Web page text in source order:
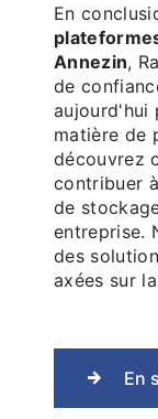
En
Annezin,
de
aujourd'hui
matière de
découvrez
contribuer
de
entreprise.
des
axées sur
En